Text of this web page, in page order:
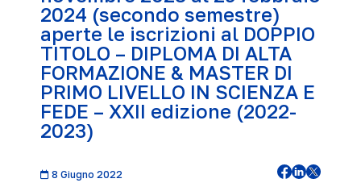
2024 (secondo semestre)
aperte le iscrizioni al DOPPIO
TITOLO – DIPLOMA DI ALTA
FORMAZIONE & MASTER DI
PRIMO LIVELLO IN SCIENZA E
FEDE – XXII edizione (2022-
2023)
8 Giugno 2022